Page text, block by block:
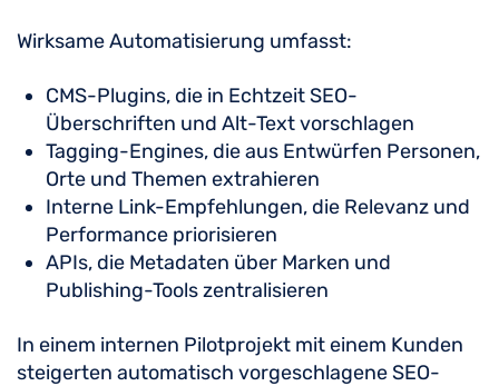
Wirksame Automatisierung umfasst:
CMS-Plugins, die in Echtzeit SEO-
Überschriften und Alt-Text vorschlagen
Tagging-Engines, die aus Entwürfen Personen,
Orte und Themen extrahieren
Interne Link-Empfehlungen, die Relevanz und
Performance priorisieren
APIs, die Metadaten über Marken und
Publishing-Tools zentralisieren
In einem internen Pilotprojekt mit einem Kunden
steigerten automatisch vorgeschlagene SEO-